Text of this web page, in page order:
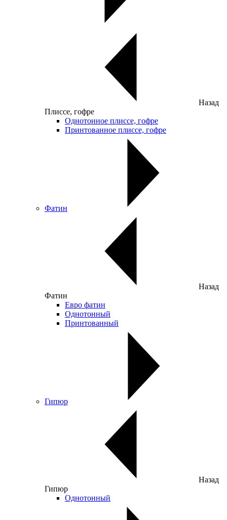
Назад
Плиссе, гофре
Однотонное плиссе, гофре
Принтованное плиссе, гофре
Фатин
Назад
Фатин
Евро фатин
Однотонный
Принтованный
Гипюр
Назад
Гипюр
Однотонный